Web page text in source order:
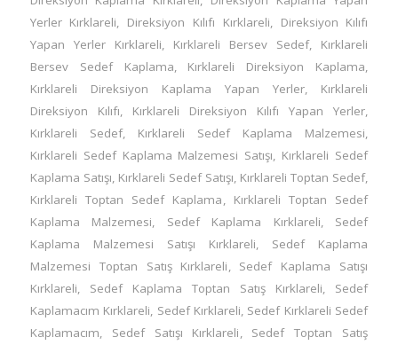
Yerler Kırklareli
Direksiyon Kılıfı Kırklareli
Direksiyon Kılıfı
Yapan Yerler Kırklareli
Kırklareli Bersev Sedef, Kırklareli
Bersev Sedef Kaplama
Kırklareli Direksiyon Kaplama
Kırklareli Direksiyon Kaplama Yapan Yerler
Kırklareli
Direksiyon Kılıfı
Kırklareli Direksiyon Kılıfı Yapan Yerler
Kırklareli Sedef, Kırklareli Sedef Kaplama Malzemesi
Kırklareli Sedef Kaplama Malzemesi Satışı
Kırklareli Sedef
Kaplama Satışı Kırklareli Sedef Satışı Kırklareli Toptan Sedef,
Kırklareli Toptan Sedef Kaplama
Kırklareli Toptan Sedef
Kaplama Malzemesi
Sedef Kaplama Kırklareli
Sedef
Kaplama Malzemesi Satışı Kırklareli
Sedef Kaplama
Malzemesi Toptan Satış Kırklareli
Sedef Kaplama Satışı
Kırklareli
Sedef Kaplama Toptan Satış Kırklareli
Sedef
Kaplamacım Kırklareli Sedef Kırklareli Sedef Kırklareli Sedef
Kaplamacım
Sedef Satışı Kırklareli
Sedef Toptan Satış